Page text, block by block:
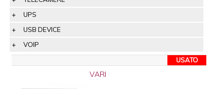
UPS
USB DEVICE
VOIP
USATO
VARI